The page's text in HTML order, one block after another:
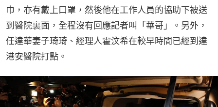
巾，亦有戴上口罩，然後他在工作人員的協助下被送
到醫院裏面，全程沒有回應記者叫「華哥」。另外，
任達華妻子琦琦、經理人霍汶希在較早時間已經到達
港安醫院打點。